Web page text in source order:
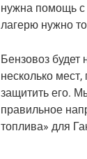
нужна помощь с
лагерю нужно
Бензовоз будет
несколько
защитить его.
правильное
топлива» для